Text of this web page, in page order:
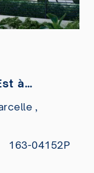
à
,
163-04152P